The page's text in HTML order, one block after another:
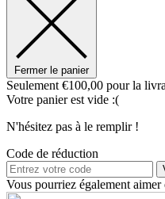
Fermer le panier
Seulement €100,00 pour la
Votre panier est vide :(
N'hésitez pas à le remplir !
Code de réduction
Vous pourriez également aimer